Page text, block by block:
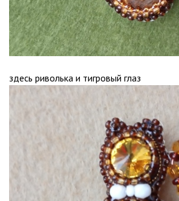
здесь риволька и тигровый глаз